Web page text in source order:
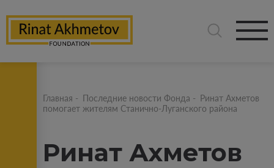
Главная - Последние новости Фонда - Ринат Ахметов
помогает жителям Станично-Луганского района
Ринат Ахметов